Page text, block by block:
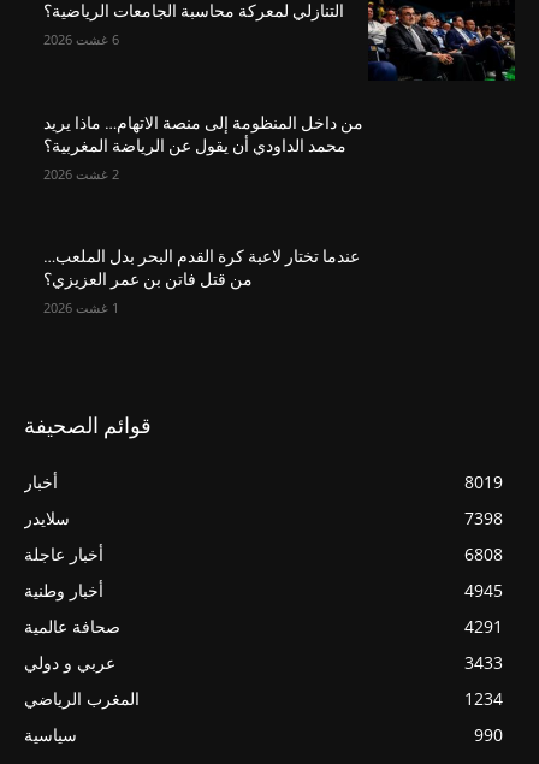
التنازلي لمعركة محاسبة الجامعات الرياضية؟
6 غشت 2026
من داخل المنظومة إلى منصة الاتهام… ماذا يريد
محمد الداودي أن يقول عن الرياضة المغربية؟
2 غشت 2026
عندما تختار لاعبة كرة القدم البحر بدل الملعب…
من قتل فاتن بن عمر العزيزي؟
1 غشت 2026
قوائم الصحيفة
أخبار
8019
سلايدر
7398
أخبار عاجلة
6808
أخبار وطنية
4945
صحافة عالمية
4291
عربي و دولي
3433
المغرب الرياضي
1234
سياسية
990